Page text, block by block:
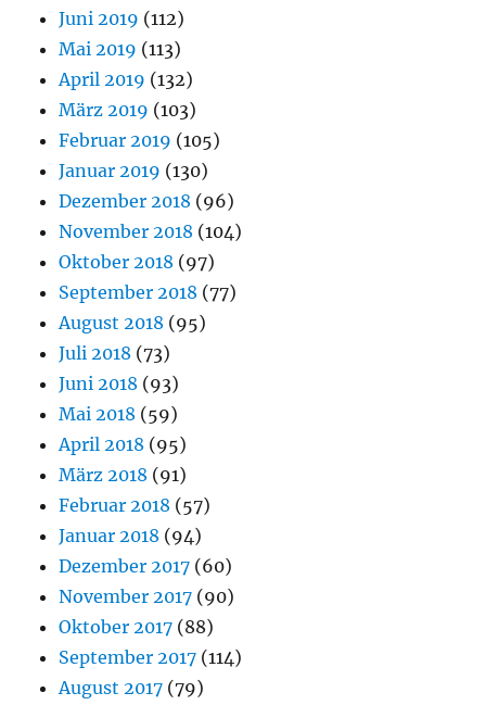
Juni 2019 (112)
Mai 2019 (113)
April 2019 (132)
März 2019 (103)
Februar 2019 (105)
Januar 2019 (130)
Dezember 2018 (96)
November 2018 (104)
Oktober 2018 (97)
September 2018 (77)
August 2018 (95)
Juli 2018 (73)
Juni 2018 (93)
Mai 2018 (59)
April 2018 (95)
März 2018 (91)
Februar 2018 (57)
Januar 2018 (94)
Dezember 2017 (60)
November 2017 (90)
Oktober 2017 (88)
September 2017 (114)
August 2017 (79)